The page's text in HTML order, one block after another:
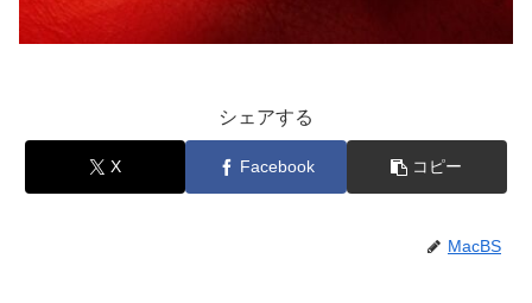
シェアする
X Facebook コピー
MacBS